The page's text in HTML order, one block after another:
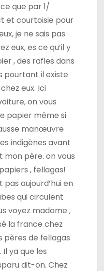
que par 1/
et courtoisie pour
je ne sais pas
eux, es ce qu’il y
, des rafles dans
pourtant il existe
eux. Ici
on vous
papier même si
manœuvre
indigènes avant
mon père. on vous
, fellagas!
aujourd’hui en
qui circulent
voyez madame ,
la france chez
pères de fellagas
ya que les
dit-on. Chez